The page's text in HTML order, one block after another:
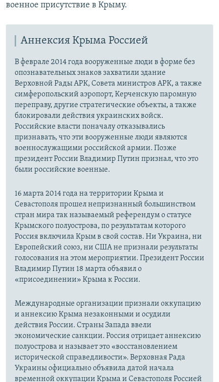
военное присутствие в Крыму.
Аннексия Крыма Россией
В феврале 2014 года вооруженные люди в форме без
опознавательных знаков захватили здание
Верховной Рады АРК, Совета министров АРК, а также
симферопольский аэропорт, Керченскую паромную
переправу, другие стратегические объекты, а также
блокировали действия украинских войск.
Российские власти поначалу отказывались
признавать, что эти вооруженные люди являются
военнослужащими российской армии. Позже
президент России Владимир Путин признал, что это
были российские военные.
16 марта 2014 года на территории Крыма и
Севастополя прошел непризнанный большинством
стран мира так называемый референдум о статусе
Крымского полуострова, по результатам которого
Россия включила Крым в свой состав. Ни Украина, ни
Европейский союз, ни США не признали результаты
голосования на этом мероприятии. Президент России
Владимир Путин 18 марта объявил о
«присоединении» Крыма к России.
Международные организации признали оккупацию
и аннексию Крыма незаконными и осудили
действия России. Страны Запада ввели
экономические санкции. Россия отрицает аннексию
полуострова и называет это «восстановлением
исторической справедливости». Верховная Рада
Украины официально объявила датой начала
временной оккупации Крыма и Севастополя Россией